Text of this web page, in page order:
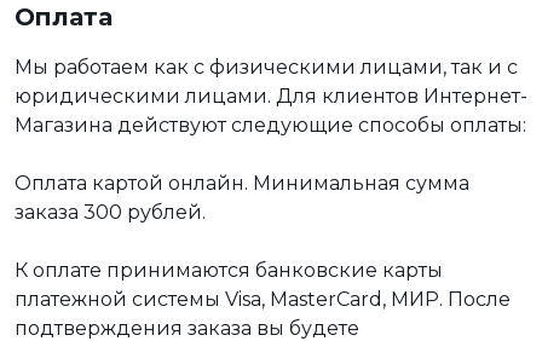
Оплата
Мы работаем как с физическими лицами, так и с
юридическими лицами. Для клиентов Интернет-
Магазина действуют следующие способы оплаты:
Оплата картой онлайн. Минимальная сумма
заказа 300 рублей.
К оплате принимаются банковские карты
платежной системы Visa, MasterCard, МИР. После
подтверждения заказа вы будете